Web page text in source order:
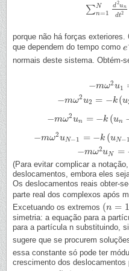
∑N
n=1
d2un
dt2
∑ n=1 N d2und
porque não há forças
que dependem do tempo como e
e
normais deste sistema. Obtém-
−mω2u1
−mω2u1= k
−mω2u2 = −k (u
−mω2u2= −k( u2−u1)
−mω2un = −k (un
−mω2un= −k( un−un−1 )
−mω2uN−1 = −k (uN−1
−mω2uN−1= k(uN−1−uN−2
−mω2uN =
−mω2uN=− k(u
(Para evitar complicar a
deslocamentos, embora eles
Os deslocamentos reais obter-
parte real dos complexos após
Excetuando os extremos (n = 1
(n= 1,n =
simetria: a equação para a
para a partícula n substituindo,
sugere que se procurem
essa constante só pode ter
crescimento dos deslocamentos